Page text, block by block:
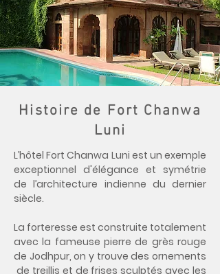
Histoire de Fort Chanwa
Luni
L’hôtel Fort Chanwa Luni est un exemple
exceptionnel d'élégance et symétrie
de l’architecture indienne du dernier
siècle.
La forteresse est construite totalement
avec la fameuse pierre de grès rouge
de Jodhpur, on y trouve des ornements
de treillis et de frises sculptés avec les